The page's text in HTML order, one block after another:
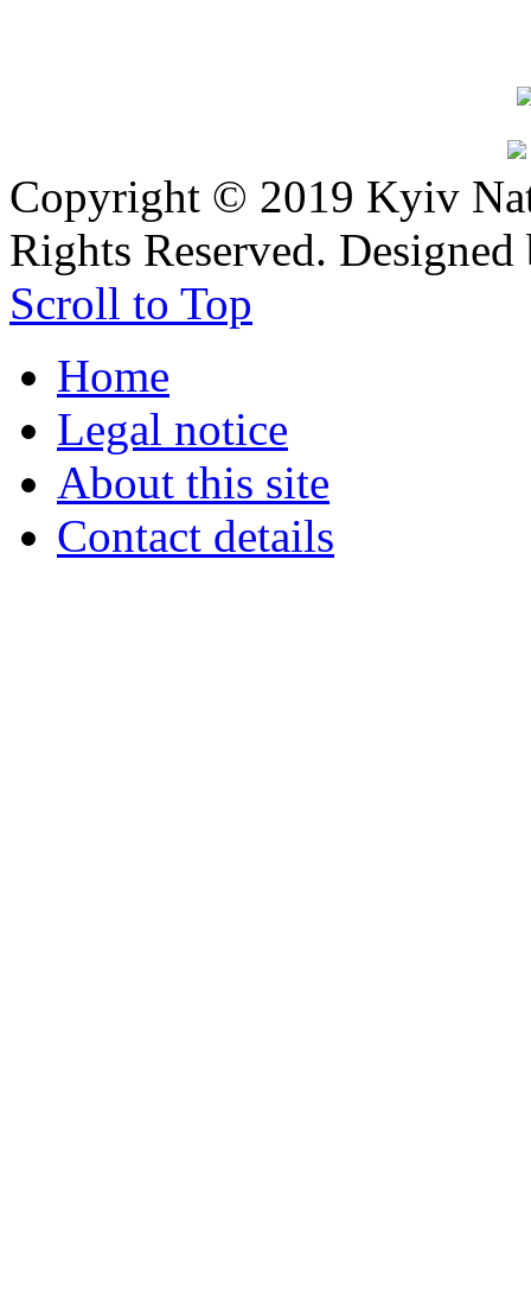
Copyright © 2019 Kyiv
Rights Reserved.
Scroll to Top
Home
Legal notice
About this site
Contact details